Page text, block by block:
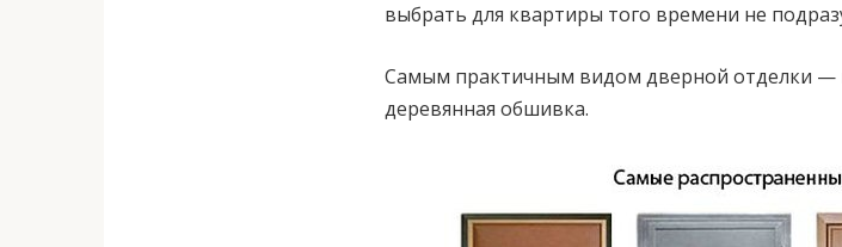
выбрать для квартиры того времени не
Самым практичным видом дверной отделки —
деревянная обшивка.